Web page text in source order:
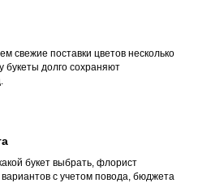
свежие поставки цветов несколько
букеты долго сохраняют
букет выбрать, флорист
с учетом повода, бюджета